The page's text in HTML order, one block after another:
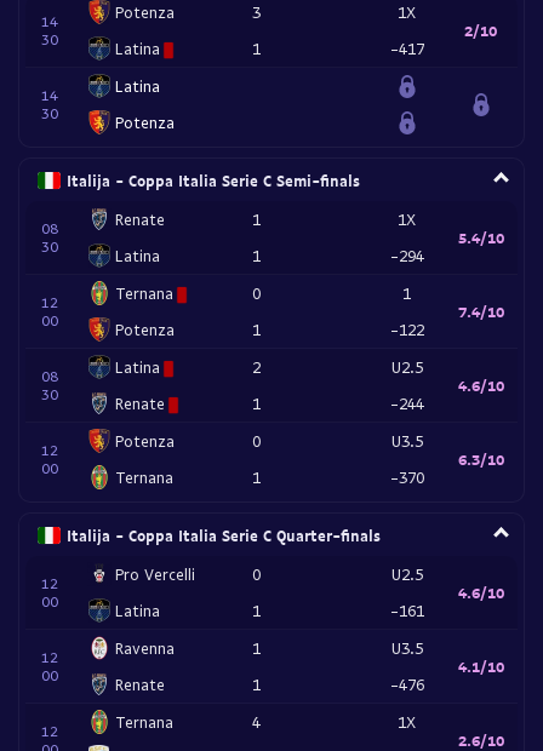
14
30
Potenza
Latina
3
1
1X
-417
2/10
14
30
Latina
Potenza
Italija - Coppa Italia Serie C Semi-finals
08
30
Renate
Latina
1
1
1X
-294
5.4/10
12
00
Ternana
Potenza
0
1
1
-122
7.4/10
08
30
Latina
Renate
2
1
U2.5
-244
4.6/10
12
00
Potenza
Ternana
0
1
U3.5
-370
6.3/10
Italija - Coppa Italia Serie C Quarter-finals
12
00
Pro Vercelli
Latina
0
1
U2.5
-161
4.6/10
12
00
Ravenna
Renate
1
1
U3.5
-476
4.1/10
12
Ternana
4
1X
2.6/10